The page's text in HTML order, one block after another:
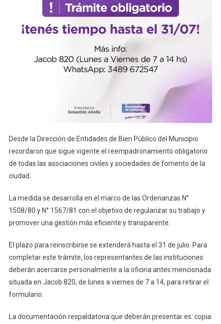
Desde la Dirección de Entidades de Bien Público del Municipio
recordaron que sigue vigente el reempadronamiento obligatorio
de todas las asociaciones civiles y sociedades de fomento de la
ciudad.
La medida se desarrolla en el marco de las Ordenanzas N°
1508/80 y N° 1567/81 con el objetivo de regularizar su trabajo y
promover una gestión más eficiente y transparente.
El plazo para reinscribirse se extenderá hasta el 31 de julio. Para
completar este trámite, los representantes de las instituciones
deberán acercarse personalmente a la oficina antes mencionada
situada en Jacob 820, de lunes a viernes de 7 a 14, para retirar el
formulario.
La documentación respaldatoria que deberán presentar es: copia